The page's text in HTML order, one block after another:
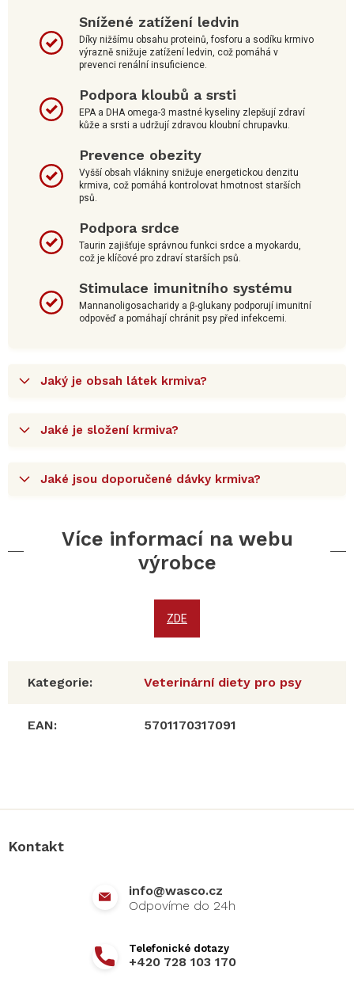
Snížené zatížení ledvin
Díky nižšímu obsahu proteinů, fosforu a sodíku krmivo
výrazně snižuje zatížení ledvin, což pomáhá v
prevenci renální insuficience.
Podpora kloubů a srsti
EPA a DHA omega-3 mastné kyseliny zlepšují zdraví
kůže a srsti a udržují zdravou kloubní chrupavku.
Prevence obezity
Vyšší obsah vlákniny snižuje energetickou denzitu
krmiva, což pomáhá kontrolovat hmotnost starších
psů.
Podpora srdce
Taurin zajišťuje správnou funkci srdce a myokardu,
což je klíčové pro zdraví starších psů.
Stimulace imunitního systému
Mannanoligosacharidy a β-glukany podporují imunitní
odpověď a pomáhají chránit psy před infekcemi.
Jaký je obsah látek krmiva?
Jaké je složení krmiva?
Jaké jsou doporučené dávky krmiva?
Více informací na webu
výrobce
ZDE
Kategorie: Veterinární diety pro psy
EAN: 5701170317091
Kontakt
info@wasco.cz
+420 728 103 170